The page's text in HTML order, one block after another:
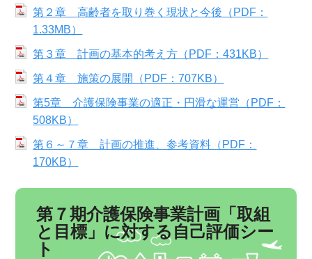
第２章 高齢者を取り巻く現状と今後（PDF：
1.33MB）
第３章 計画の基本的考え方（PDF：431KB）
第４章 施策の展開（PDF：707KB）
第5章 介護保険事業の適正・円滑な運営（PDF：
508KB）
第６～７章 計画の推進、参考資料（PDF：
170KB）
第７期介護保険事業計画「取組
と目標」に対する自己評価シー
ト